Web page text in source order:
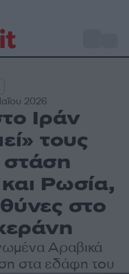
2026
Ιράν
τους
στάση
Ρωσία,
στο
Αραβικά
στα εδάφη του